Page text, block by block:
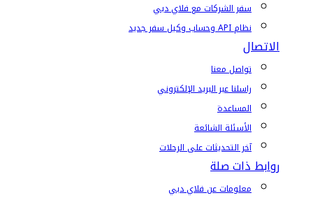
سفر الشركات مع فلاي دبي
نظام API وحساب وكيل سفر جديد
الاتصال
تواصل معنا
راسلنا عبر البريد الإلكتروني
المساعدة
الأسئلة الشائعة
آخر التحديثات على الرحلات
روابط ذات صلة
معلومات عن فلاي دبي